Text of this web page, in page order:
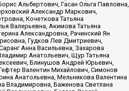
Альбертович, Гасан Ольга Павловна,
Александр Маркович,
Кочеткова Татьяна
Валерьевна, Акимова Татьяна
Александровна, Рачинский Ян
Гудков Лев Дмитриевич,
Анна Васильевна, Захарова
Анатольевич, Щур Татьяна
Блинушов Андрей Юрьевич,
Валентин Михайлович, Симонов
Анатольевна, Мельникова Валентина
Владимировна, Баженова Светлана